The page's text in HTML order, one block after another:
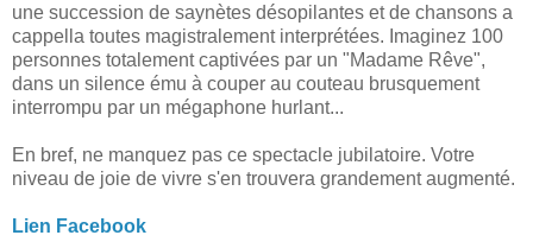
une succession de saynètes désopilantes et de chansons a
cappella toutes magistralement interprétées. Imaginez 100
personnes totalement captivées par un "Madame Rêve",
dans un silence ému à couper au couteau brusquement
interrompu par un mégaphone hurlant...
En bref, ne manquez pas ce spectacle jubilatoire. Votre
niveau de joie de vivre s'en trouvera grandement augmenté.
Lien Facebook